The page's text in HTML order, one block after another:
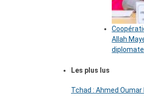
Allah
Les plus lus
Tchad : Ahmed